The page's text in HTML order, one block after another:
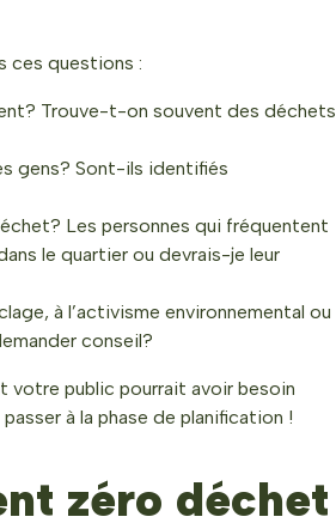
ces questions :
Trouve-t-on souvent des déchets
gens? Sont-ils identifiés
Les personnes qui fréquentent
le quartier ou devrais-je leur
à l’activisme environnemental ou
conseil?
votre public pourrait avoir besoin
à la phase de planification !
zéro déchet